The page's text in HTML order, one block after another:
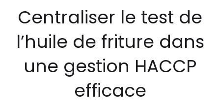
Centraliser le test de
l’huile de friture dans
une gestion HACCP
efficace